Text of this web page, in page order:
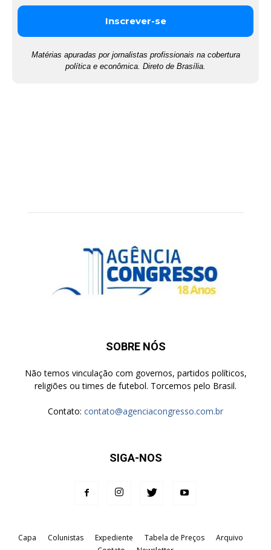
Matérias apuradas por jornalistas profissionais na cobertura
política e econômica. Direto de Brasília.
SOBRE NÓS
Não temos vinculação com governos, partidos políticos,
religiões ou times de futebol. Torcemos pelo Brasil.
Contato: contato@agenciacongresso.com.br
SIGA-NOS
Capa Colunistas Expediente Tabela de Preços
Arquivo